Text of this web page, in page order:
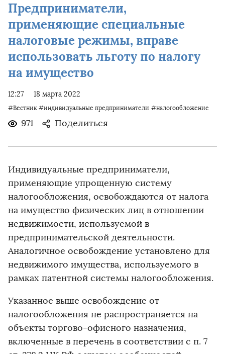
Предприниматели,
применяющие специальные
налоговые режимы, вправе
использовать льготу по налогу
на имущество
12:27 18 марта 2022
#Вестник #индивидуальные предприниматели #налогообложение
971 Поделиться
Индивидуальные предприниматели,
применяющие упрощенную систему
налогообложения, освобождаются от налога
на имущество физических лиц в отношении
недвижимости, используемой в
предпринимательской деятельности.
Аналогичное освобождение установлено для
недвижимого имущества, используемого в
рамках патентной системы налогообложения.
Указанное выше освобождение от
налогообложения не распространяется на
объекты торгово-офисного назначения,
включенные в перечень в соответствии с п. 7